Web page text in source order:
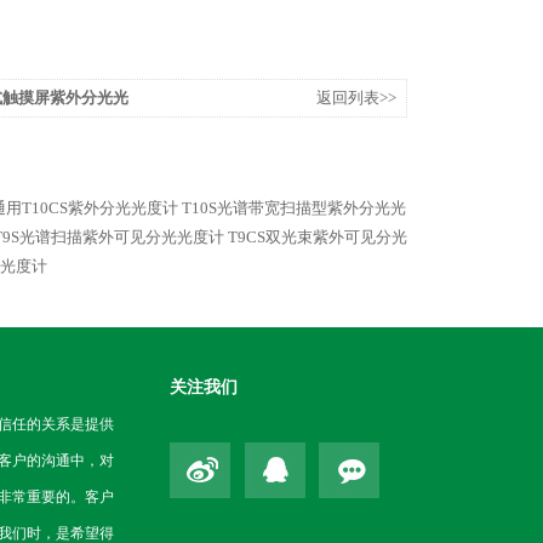
摸屏紫外分光光 返回列表>>
用T10CS紫外分光光度计 T10S光谱带宽扫描型紫外分光光
光谱扫描紫外可见分光光度计 T9CS双光束紫外可见分光
度计
任的关系是提供
户的沟通中，对
常重要的。客户
们时，是希望得
关注我们